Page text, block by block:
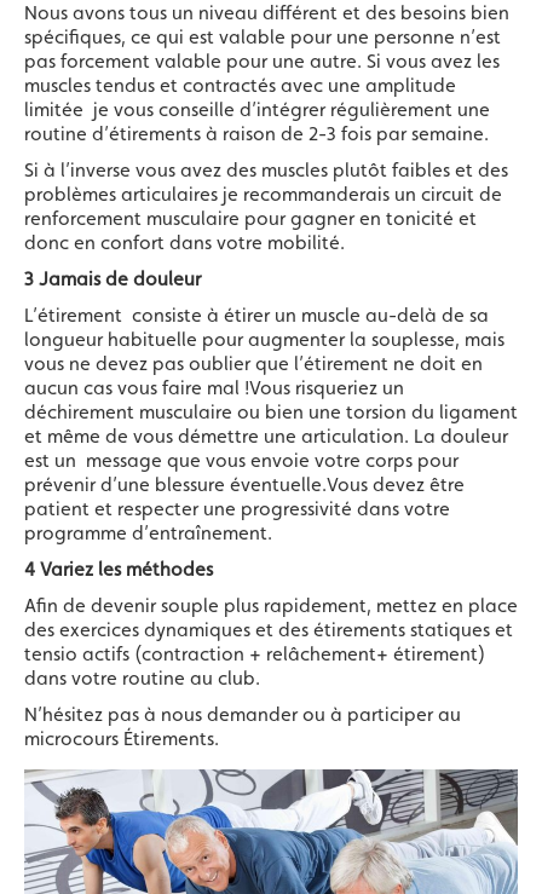
Nous avons tous un niveau différent et des besoins bien
spécifiques, ce qui est valable pour une personne n’est
pas forcement valable pour une autre. Si vous avez les
muscles tendus et contractés avec une amplitude
limitée je vous conseille d’intégrer régulièrement une
routine d’étirements à raison de 2-3 fois par semaine.
Si à l’inverse vous avez des muscles plutôt faibles et des
problèmes articulaires je recommanderais un circuit de
renforcement musculaire pour gagner en tonicité et
donc en confort dans votre mobilité.
3 Jamais de douleur
L’étirement consiste à étirer un muscle au-delà de sa
longueur habituelle pour augmenter la souplesse, mais
vous ne devez pas oublier que l’étirement ne doit en
aucun cas vous faire mal !Vous risqueriez un
déchirement musculaire ou bien une torsion du ligament
et même de vous démettre une articulation. La douleur
est un message que vous envoie votre corps pour
prévenir d’une blessure éventuelle.Vous devez être
patient et respecter une progressivité dans votre
programme d’entraînement.
4 Variez les méthodes
Afin de devenir souple plus rapidement, mettez en place
des exercices dynamiques et des étirements statiques et
tensio actifs (contraction + relâchement+ étirement)
dans votre routine au club.
N’hésitez pas à nous demander ou à participer au
microcours Étirements.